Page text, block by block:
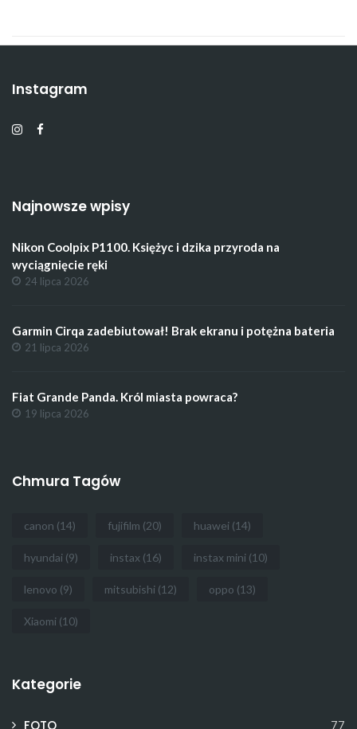
Instagram
Najnowsze wpisy
Nikon Coolpix P1100. Księżyc i dzika przyroda na
wyciągnięcie ręki
24 lipca 2026
Garmin Cirqa zadebiutował! Brak ekranu i potężna bateria
21 lipca 2026
Fiat Grande Panda. Król miasta powraca?
19 lipca 2026
Chmura Tagów
canon (14) fujifilm (20) huawei (14)
hyundai (9) instax (16) instax mini (10)
lenovo (9) mitsubishi (12) oppo (13)
Xiaomi (10)
Kategorie
FOTO 77